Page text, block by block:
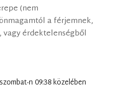
(nem
a férjemnek,
vagy érdektelenségből
n 09:38 közelében